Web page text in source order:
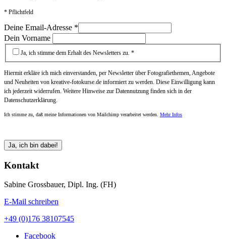
* Pflichtfeld
Deine Email-Adresse *
Dein Vorname
Ja, ich stimme dem Erhalt des Newsletters zu. *
Hiermit erkläre ich mich einverstanden, per Newsletter über Fotografiethemen, Angebote
und Neuheiten von kreative-fotokurse.de informiert zu werden. Diese Einwilligung kann
ich jederzeit widerrufen. Weitere Hinweise zur Datennutzung finden sich in der
Datenschutzerklärung.
Ich stimme zu, daß meine Informationen von Mailchimp verarbeitet werden. Mehr Infos
Kontakt
Sabine Grossbauer, Dipl. Ing. (FH)
E-Mail schreiben
+49 (0)176 38107545
Facebook